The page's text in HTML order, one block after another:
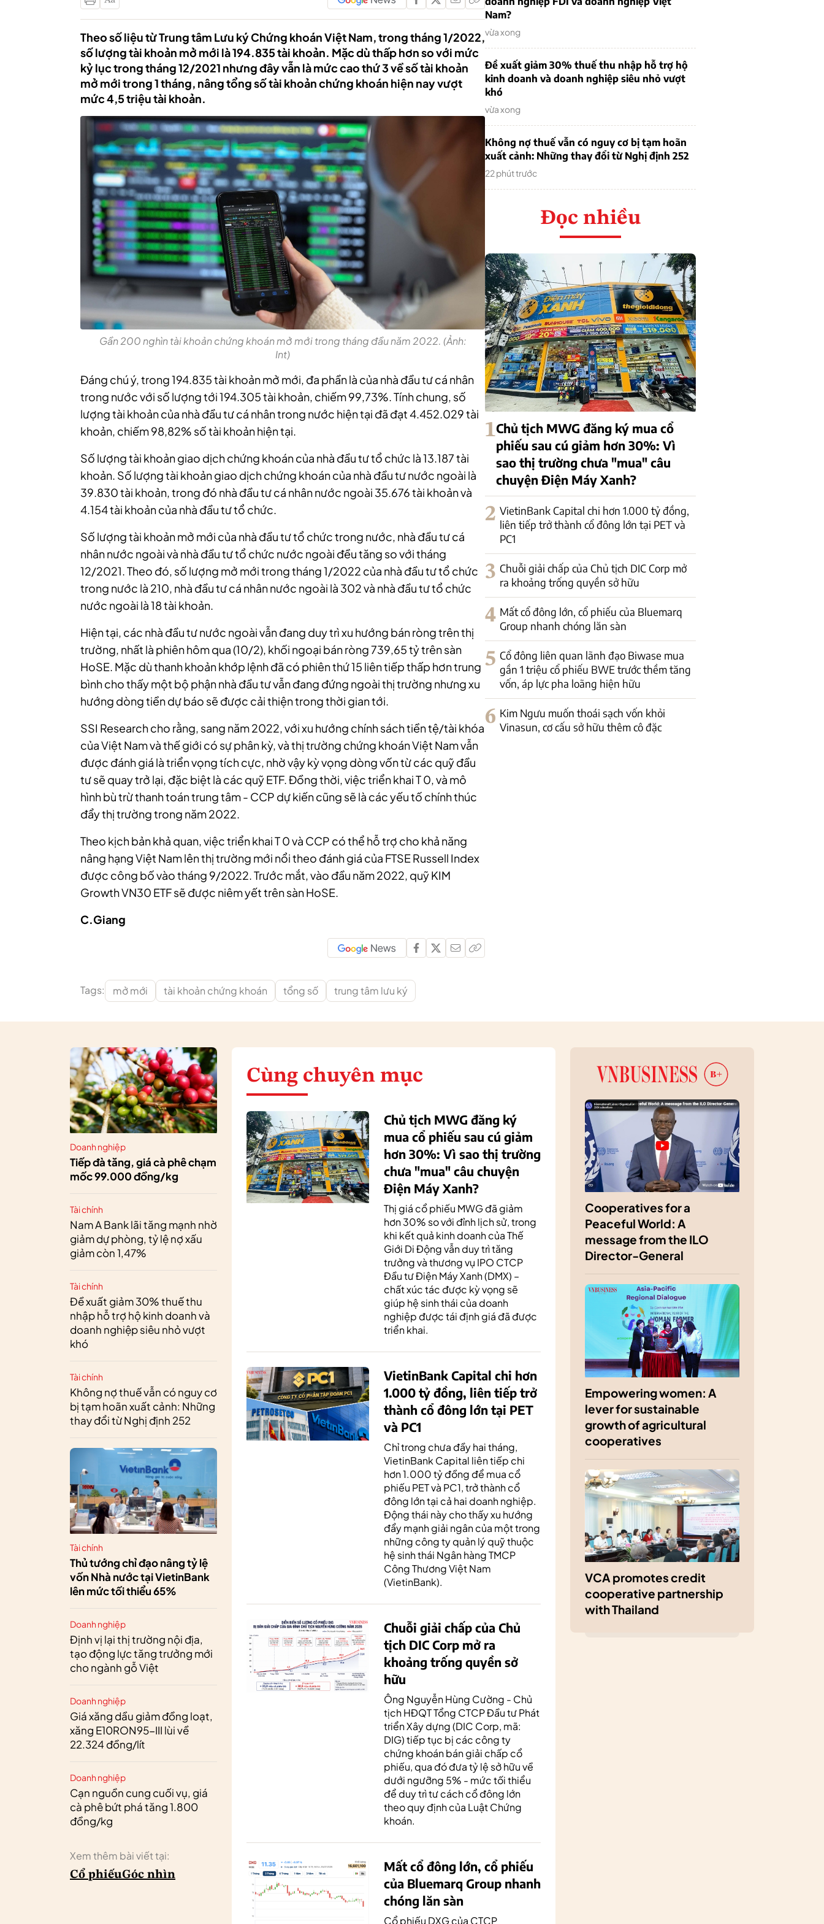
Theo số liệu từ Trung tâm Lưu ký Chứng khoán Việt Nam, trong tháng 1/2022,
số lượng tài khoản mở mới là 194.835 tài khoản. Mặc dù thấp hơn so với mức
kỷ lục trong tháng 12/2021 nhưng đây vẫn là mức cao thứ 3 về số tài khoản
mở mới trong 1 tháng, nâng tổng số tài khoản chứng khoán hiện nay vượt
mức 4,5 triệu tài khoản.
Gần 200 nghìn tài khoản chứng khoán mở mới trong tháng đầu năm 2022. (Ảnh:
Int)
Đáng chú ý, trong 194.835 tài khoản mở mới, đa phần là của nhà đầu tư cá nhân
trong nước với số lượng tới 194.305 tài khoản, chiếm 99,73%. Tính chung, số
lượng tài khoản của nhà đầu tư cá nhân trong nước hiện tại đã đạt 4.452.029 tài
khoản, chiếm 98,82% số tài khoản hiện tại.
Số lượng tài khoản giao dịch chứng khoán của nhà đầu tư tổ chức là 13.187 tài
khoản. Số lượng tài khoản giao dịch chứng khoán của nhà đầu tư nước ngoài là
39.830 tài khoản, trong đó nhà đầu tư cá nhân nước ngoài 35.676 tài khoản và
4.154 tài khoản của nhà đầu tư tổ chức.
Số lượng tài khoản mở mới của nhà đầu tư tổ chức trong nước, nhà đầu tư cá
nhân nước ngoài và nhà đầu tư tổ chức nước ngoài đều tăng so với tháng
12/2021. Theo đó, số lượng mở mới trong tháng 1/2022 của nhà đầu tư tổ chức
trong nước là 210, nhà đầu tư cá nhân nước ngoài là 302 và nhà đầu tư tổ chức
nước ngoài là 18 tài khoản.
Hiện tại, các nhà đầu tư nước ngoài vẫn đang duy trì xu hướng bán ròng trên thị
trường, nhất là phiên hôm qua (10/2), khối ngoại bán ròng 739,65 tỷ trên sàn
HoSE. Mặc dù thanh khoản khớp lệnh đã có phiên thứ 15 liên tiếp thấp hơn trung
bình cho thấy một bộ phận nhà đầu tư vẫn đang đứng ngoài thị trường nhưng xu
hướng dòng tiền dự báo sẽ được cải thiện trong thời gian tới.
SSI Research cho rằng, sang năm 2022, với xu hướng chính sách tiền tệ/tài khóa
của Việt Nam và thế giới có sự phân kỳ, và thị trường chứng khoán Việt Nam vẫn
được đánh giá là triển vọng tích cực, nhờ vậy kỳ vọng dòng vốn từ các quỹ đầu
tư sẽ quay trở lại, đặc biệt là các quỹ ETF. Đồng thời, việc triển khai T 0, và mô
hình bù trừ thanh toán trung tâm - CCP dự kiến cũng sẽ là các yếu tố chính thúc
đẩy thị trường trong năm 2022.
Theo kịch bản khả quan, việc triển khai T 0 và CCP có thể hỗ trợ cho khả năng
nâng hạng Việt Nam lên thị trường mới nổi theo đánh giá của FTSE Russell Index
được công bố vào tháng 9/2022. Trước mắt, vào đầu năm 2022, quỹ KIM
Growth VN30 ETF sẽ được niêm yết trên sàn HoSE.
C.Giang
Tags: mở mới tài khoản chứng khoán tổng số trung tâm lưu ký
Nam?
vừa xong
Đề xuất giảm 30% thuế thu nhập hỗ trợ hộ
kinh doanh và doanh nghiệp siêu nhỏ vượt
khó
vừa xong
Không nợ thuế vẫn có nguy cơ bị tạm hoãn
xuất cảnh: Những thay đổi từ Nghị định 252
22 phút trước
Đọc nhiều
1Chủ tịch MWG đăng ký mua cổ
phiếu sau cú giảm hơn 30%: Vì
sao thị trường chưa "mua" câu
chuyện Điện Máy Xanh?
2 VietinBank Capital chi hơn 1.000 tỷ đồng,
liên tiếp trở thành cổ đông lớn tại PET và
PC1
3 Chuỗi giải chấp của Chủ tịch DIC Corp mở
ra khoảng trống quyền sở hữu
4 Mất cổ đông lớn, cổ phiếu của Bluemarq
Group nhanh chóng lăn sàn
5 Cổ đông liên quan lãnh đạo Biwase mua
gần 1 triệu cổ phiếu BWE trước thềm tăng
vốn, áp lực pha loãng hiện hữu
6 Kim Ngưu muốn thoái sạch vốn khỏi
Vinasun, cơ cấu sở hữu thêm cô đặc
Doanh nghiệp
Tiếp đà tăng, giá cà phê chạm
mốc 99.000 đồng/kg
Tài chính
Nam A Bank lãi tăng mạnh nhờ
giảm dự phòng, tỷ lệ nợ xấu
giảm còn 1,47%
Tài chính
Đề xuất giảm 30% thuế thu
nhập hỗ trợ hộ kinh doanh và
doanh nghiệp siêu nhỏ vượt
khó
Tài chính
Không nợ thuế vẫn có nguy cơ
bị tạm hoãn xuất cảnh: Những
thay đổi từ Nghị định 252
Tài chính
Thủ tướng chỉ đạo nâng tỷ lệ
vốn Nhà nước tại VietinBank
lên mức tối thiểu 65%
Doanh nghiệp
Định vị lại thị trường nội địa,
tạo động lực tăng trưởng mới
cho ngành gỗ Việt
Doanh nghiệp
Giá xăng dầu giảm đồng loạt,
xăng E10RON95-III lùi về
22.324 đồng/lít
Doanh nghiệp
Cạn nguồn cung cuối vụ, giá
cà phê bứt phá tăng 1.800
đồng/kg
Xem thêm bài viết tại:
Cổ phiếuGóc nhìn
Cùng chuyên mục
Chủ tịch MWG đăng ký
mua cổ phiếu sau cú giảm
hơn 30%: Vì sao thị trường
chưa "mua" câu chuyện
Điện Máy Xanh?
Thị giá cổ phiếu MWG đã giảm
hơn 30% so với đỉnh lịch sử, trong
khi kết quả kinh doanh của Thế
Giới Di Động vẫn duy trì tăng
trưởng và thương vụ IPO CTCP
Đầu tư Điện Máy Xanh (DMX) –
chất xúc tác được kỳ vọng sẽ
giúp hệ sinh thái của doanh
nghiệp được tái định giá đã được
triển khai.
VietinBank Capital chi hơn
1.000 tỷ đồng, liên tiếp trở
thành cổ đông lớn tại PET
và PC1
Chỉ trong chưa đầy hai tháng,
VietinBank Capital liên tiếp chi
hơn 1.000 tỷ đồng để mua cổ
phiếu PET và PC1, trở thành cổ
đông lớn tại cả hai doanh nghiệp.
Động thái này cho thấy xu hướng
đẩy mạnh giải ngân của một trong
những công ty quản lý quỹ thuộc
hệ sinh thái Ngân hàng TMCP
Công Thương Việt Nam
(VietinBank).
Chuỗi giải chấp của Chủ
tịch DIC Corp mở ra
khoảng trống quyền sở
hữu
Ông Nguyễn Hùng Cường - Chủ
tịch HĐQT Tổng CTCP Đầu tư Phát
triển Xây dựng (DIC Corp, mã:
DIG) tiếp tục bị các công ty
chứng khoán bán giải chấp cổ
phiếu, qua đó đưa tỷ lệ sở hữu về
dưới ngưỡng 5% - mức tối thiểu
để duy trì tư cách cổ đông lớn
theo quy định của Luật Chứng
khoán.
Mất cổ đông lớn, cổ phiếu
của Bluemarq Group nhanh
chóng lăn sàn
Cổ phiếu DXG của CTCP
Cooperatives for a
Peaceful World: A
message from the ILO
Director-General
Empowering women: A
lever for sustainable
growth of agricultural
cooperatives
VCA promotes credit
cooperative partnership
with Thailand